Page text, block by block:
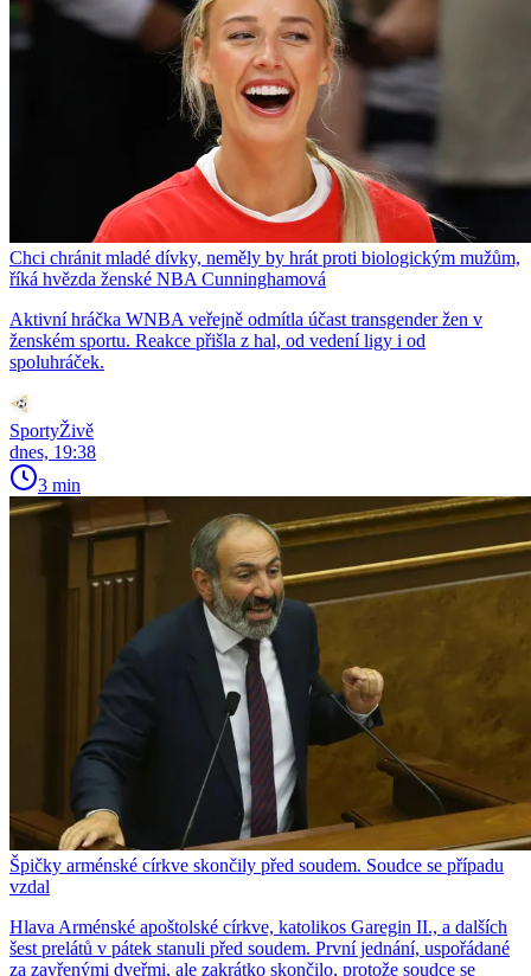
Chci chránit mladé dívky, neměly by hrát proti biologickým mužům,
říká hvězda ženské NBA Cunninghamová
Aktivní hráčka WNBA veřejně odmítla účast transgender žen v
ženském sportu. Reakce přišla z hal, od vedení ligy i od
spoluhráček.
SportyŽivě
dnes, 19:38
3 min
Špičky arménské církve skončily před soudem. Soudce se případu
vzdal
Hlava Arménské apoštolské církve, katolikos Garegin II., a dalších
šest prelátů v pátek stanuli před soudem. První jednání, uspořádané
za zavřenými dveřmi, ale zakrátko skončilo, protože soudce se